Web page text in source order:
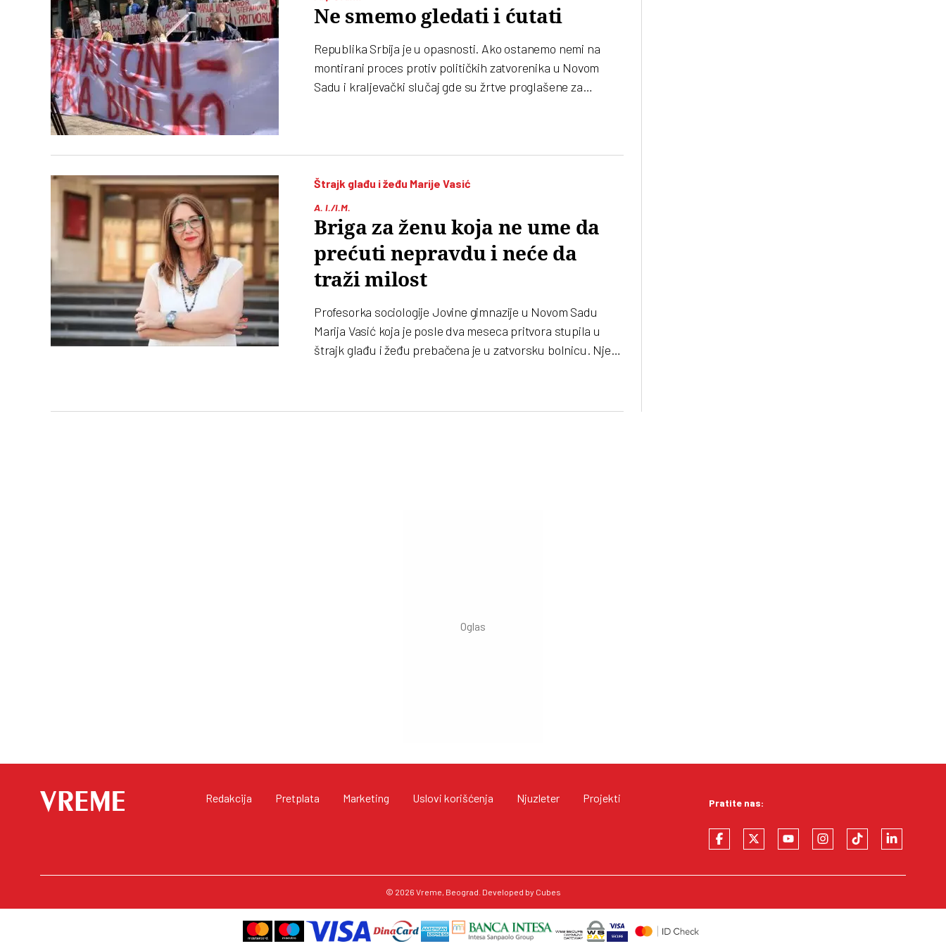
Ne smemo gledati i ćutati
Republika Srbija je u opasnosti. Ako ostanemo nemi na
montirani proces protiv političkih zatvorenika u Novom
Sadu i kraljevački slučaj gde su žrtve proglašene za
Štrajk glađu i žeđu Marije Vasić
A. I./I.M.
Briga za ženu koja ne ume da
prećuti nepravdu i neće da
traži milost
Profesorka sociologije Jovine gimnazije u Novom Sadu
Marija Vasić koja je posle dva meseca pritvora stupila u
štrajk glađu i žeđu prebačena je u zatvorsku bolnicu. Njen
Redakcija Pretplata Marketing Uslovi korišćenja Njuzleter Projekti Pratite nas:
© 2026 Vreme , Beograd. Developed by Cubes